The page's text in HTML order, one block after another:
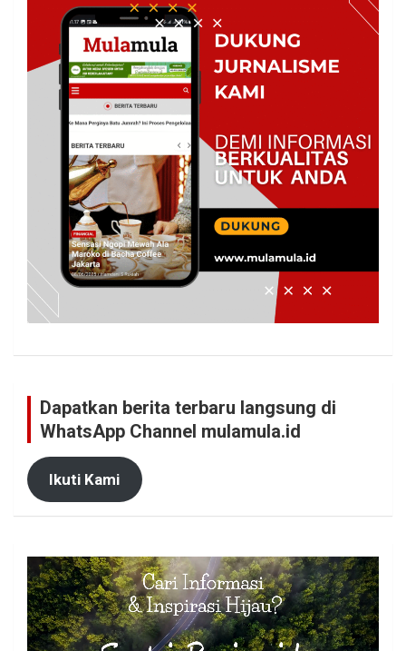
Dapatkan berita terbaru langsung di
WhatsApp Channel mulamula.id
Ikuti Kami